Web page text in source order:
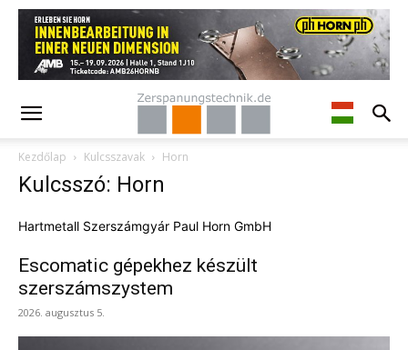
Kezdőlap Kulcsszavak Horn
Kulcsszó: Horn
Hartmetall Szerszámgyár Paul Horn GmbH
Escomatic gépekhez készült
szerszámszystem
2026. augusztus 5.